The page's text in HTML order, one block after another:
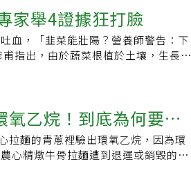
氧化多酚增加，做了問卷後，七成八
便變順暢，有喝有差；要先克服懶
病痛之後，觀念
家舉4證據狂打臉
血，「韭菜能壯陽？營養師警告：下
指出，由於蔬菜根植於土壤，生長期
乙烷！到底為何要使
拉麵的青蔥裡驗出環氧乙烷，因為環
心精燉牛骨拉麵遭到退運或銷毀的命